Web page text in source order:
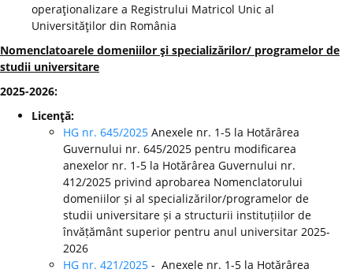
operaţionalizare a Registrului Matricol Unic al
Universităţilor din România
Nomenclatoarele domeniilor şi specializărilor/ programelor de
studii universitare
2025-2026:
Licenţă:
HG nr. 645/2025 Anexele nr. 1-5 la Hotărârea
Guvernului nr. 645/2025 pentru modificarea
anexelor nr. 1-5 la Hotărârea Guvernului nr.
412/2025 privind aprobarea Nomenclatorului
domeniilor și al specializărilor/programelor de
studii universitare și a structurii instituțiilor de
învățământ superior pentru anul universitar 2025-
2026
HG nr. 421/2025 - Anexele nr. 1-5 la Hotărârea